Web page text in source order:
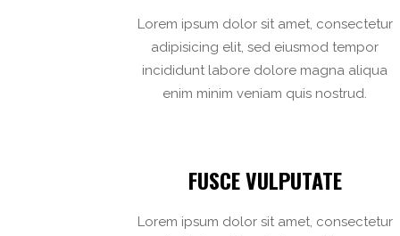
Lorem ipsum dolor sit amet, consectetur
adipisicing elit, sed eiusmod tempor
incididunt labore dolore magna aliqua
enim minim veniam quis nostrud.
FUSCE VULPUTATE
Lorem ipsum dolor sit amet, consectetur